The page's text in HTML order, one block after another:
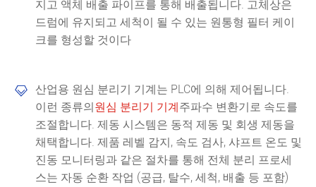
지고 액체 배출 파이프를 통해 배출됩니다. 고체상은
드럼에 유지되고 세척이 될 수 있는 원통형 필터 케이
크를 형성할 것이다

산업용 원심 분리기 기계는 PLC에 의해 제어됩니다.
이런 종류의원심 분리기 기계주파수 변환기로 속도를
조절합니다. 제동 시스템은 동적 제동 및 회생 제동을
채택합니다. 제품 레벨 감지, 속도 검사, 샤프트 온도 및
진동 모니터링과 같은 절차를 통해 전체 분리 프로세
스는 자동 순환 작업 (공급, 탈수, 세척, 배출 등 포함)